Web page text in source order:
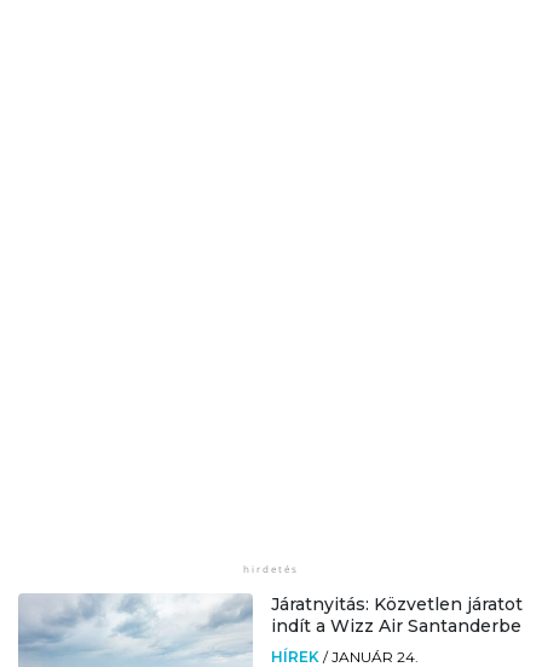
Járatnyitás: Közvetlen járatot
indít a Wizz Air Santanderbe
HÍREK /JANUÁR 24.